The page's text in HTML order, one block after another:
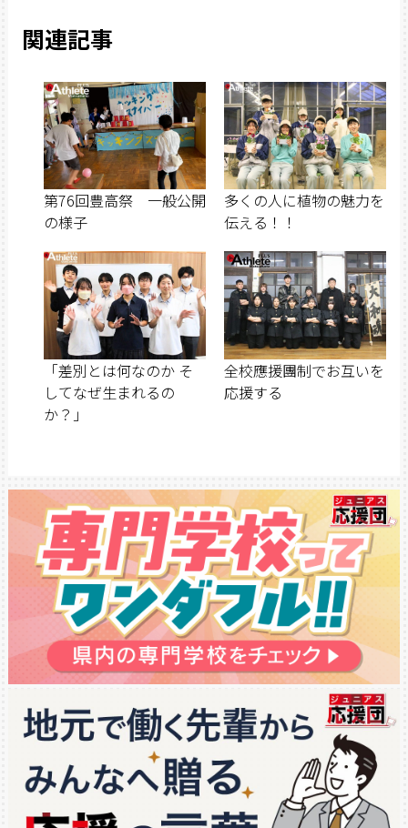
関連記事
第76回豊高祭 一般公開
の様子
多くの人に植物の魅力を
伝える！！
「差別とは何なのか そ
してなぜ生まれるの
か？」
全校應援團制でお互いを
応援する